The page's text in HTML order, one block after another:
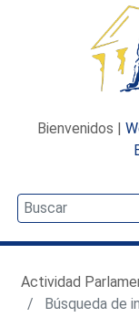
Bienvenidos |
Actividad
Búsqueda de